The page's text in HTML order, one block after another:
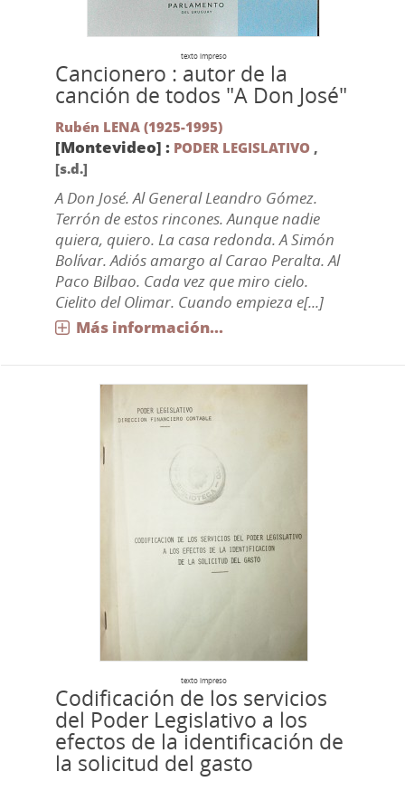
texto impreso
Cancionero : autor de la
canción de todos "A Don José"
Rubén LENA (1925-1995)
[Montevideo] : PODER LEGISLATIVO ,
[s.d.]
A Don José. Al General Leandro Gómez.
Terrón de estos rincones. Aunque nadie
quiera, quiero. La casa redonda. A Simón
Bolívar. Adiós amargo al Carao Peralta. Al
Paco Bilbao. Cada vez que miro cielo.
Cielito del Olimar. Cuando empieza e[...]
Más información...
texto impreso
Codificación de los servicios
del Poder Legislativo a los
efectos de la identificación de
la solicitud del gasto